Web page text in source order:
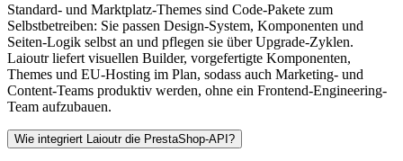
Standard- und Marktplatz-Themes sind Code-Pakete zum
Selbstbetreiben: Sie passen Design-System, Komponenten und
Seiten-Logik selbst an und pflegen sie über Upgrade-Zyklen.
Laioutr liefert visuellen Builder, vorgefertigte Komponenten,
Themes und EU-Hosting im Plan, sodass auch Marketing- und
Content-Teams produktiv werden, ohne ein Frontend-Engineering-
Team aufzubauen.
Wie integriert Laioutr die PrestaShop-API?